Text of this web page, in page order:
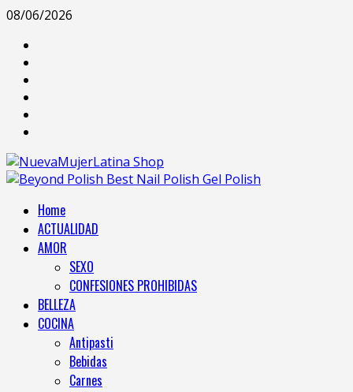
08/06/2026
Home
ACTUALIDAD
AMOR
SEXO
CONFESIONES PROHIBIDAS
BELLEZA
COCINA
Antipasti
Bebidas
Carnes